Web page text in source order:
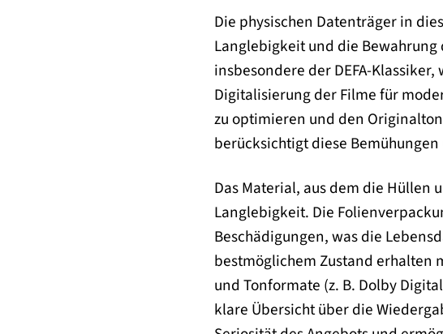
Die physischen Datenträger in
Langlebigkeit und die
insbesondere der DEFA-
Digitalisierung der Filme für
zu optimieren und den
berücksichtigt diese
Das Material, aus dem die
Langlebigkeit. Die
Beschädigungen, was die
bestmöglichem Zustand erhalten
und Tonformate (z. B. Dolby
klare Übersicht über die